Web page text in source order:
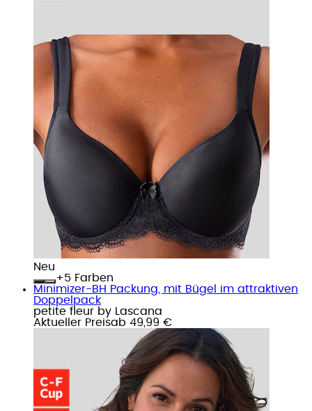
Neu
+
Farben
Minimizer-BH Packung, mit Bügel im attraktiven
Doppelpack
petite fleur by Lascana
Aktueller Preisab 49,99 €